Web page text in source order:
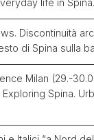
life in Spina.
Discontinuità
di Spina sulla
Milan (29.-
Spina.